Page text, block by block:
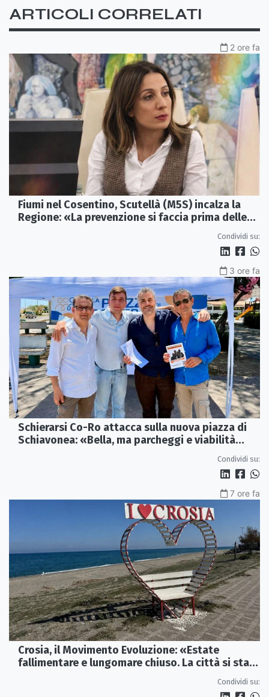
ARTICOLI CORRELATI
2 ore fa
Fiumi nel Cosentino, Scutellà (M5S) incalza la
Regione: «La prevenzione si faccia prima delle
Condividi su:
3 ore fa
Schierarsi Co-Ro attacca sulla nuova piazza di
Schiavonea: «Bella, ma parcheggi e viabilità
Condividi su:
7 ore fa
Crosia, il Movimento Evoluzione: «Estate
fallimentare e lungomare chiuso. La città si sta
Condividi su: